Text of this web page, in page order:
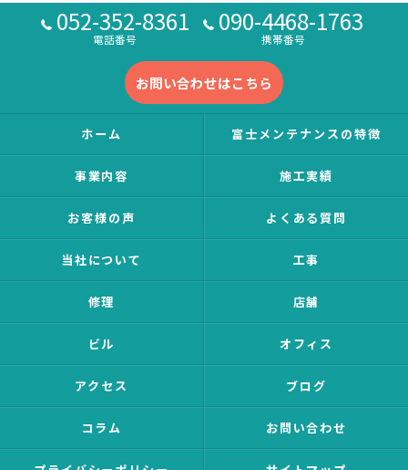
052-352-8361
電話番号
090-4468-1763
携帯番号
お問い合わせはこちら
ホーム 富士メンテナンスの特徴
事業内容 施工実績
お客様の声 よくある質問
当社について 工事
修理 店舗
ビル オフィス
アクセス ブログ
コラム お問い合わせ